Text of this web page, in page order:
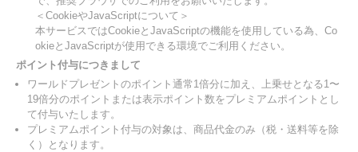
＜CookieやJavaScriptについて＞
本サービスではCookieとJavaScriptの機能を使用している為、Co
okieとJavaScriptが使用できる環境でご利用ください。
ポイント付与につきまして
ワールドプレゼントのポイント通常1倍分に加え、上乗せとなる1〜
19倍分のポイントまたは表示ポイント数をプレミアムポイントとし
て付与いたします。
プレミアムポイント付与の対象は、商品代金のみ（税・送料等を除
く）となります。